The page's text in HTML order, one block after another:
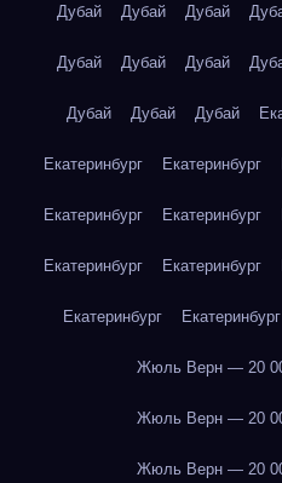
Дубай Дубай Дубай
Дубай Дубай Дубай
Дубай Дубай Дубай
Екатеринбург Екатеринбург
Екатеринбург Екатеринбург
Екатеринбург Екатеринбург
Екатеринбург Екатеринбург
Жюль Верн — 20
Жюль Верн — 20
Жюль Верн — 20